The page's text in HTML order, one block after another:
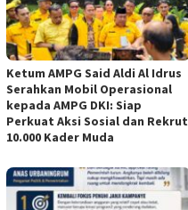
Ketum AMPG Said Aldi Al Idrus
Serahkan Mobil Operasional
kepada AMPG DKI: Siap
Perkuat Aksi Sosial dan Rekrut
10.000 Kader Muda